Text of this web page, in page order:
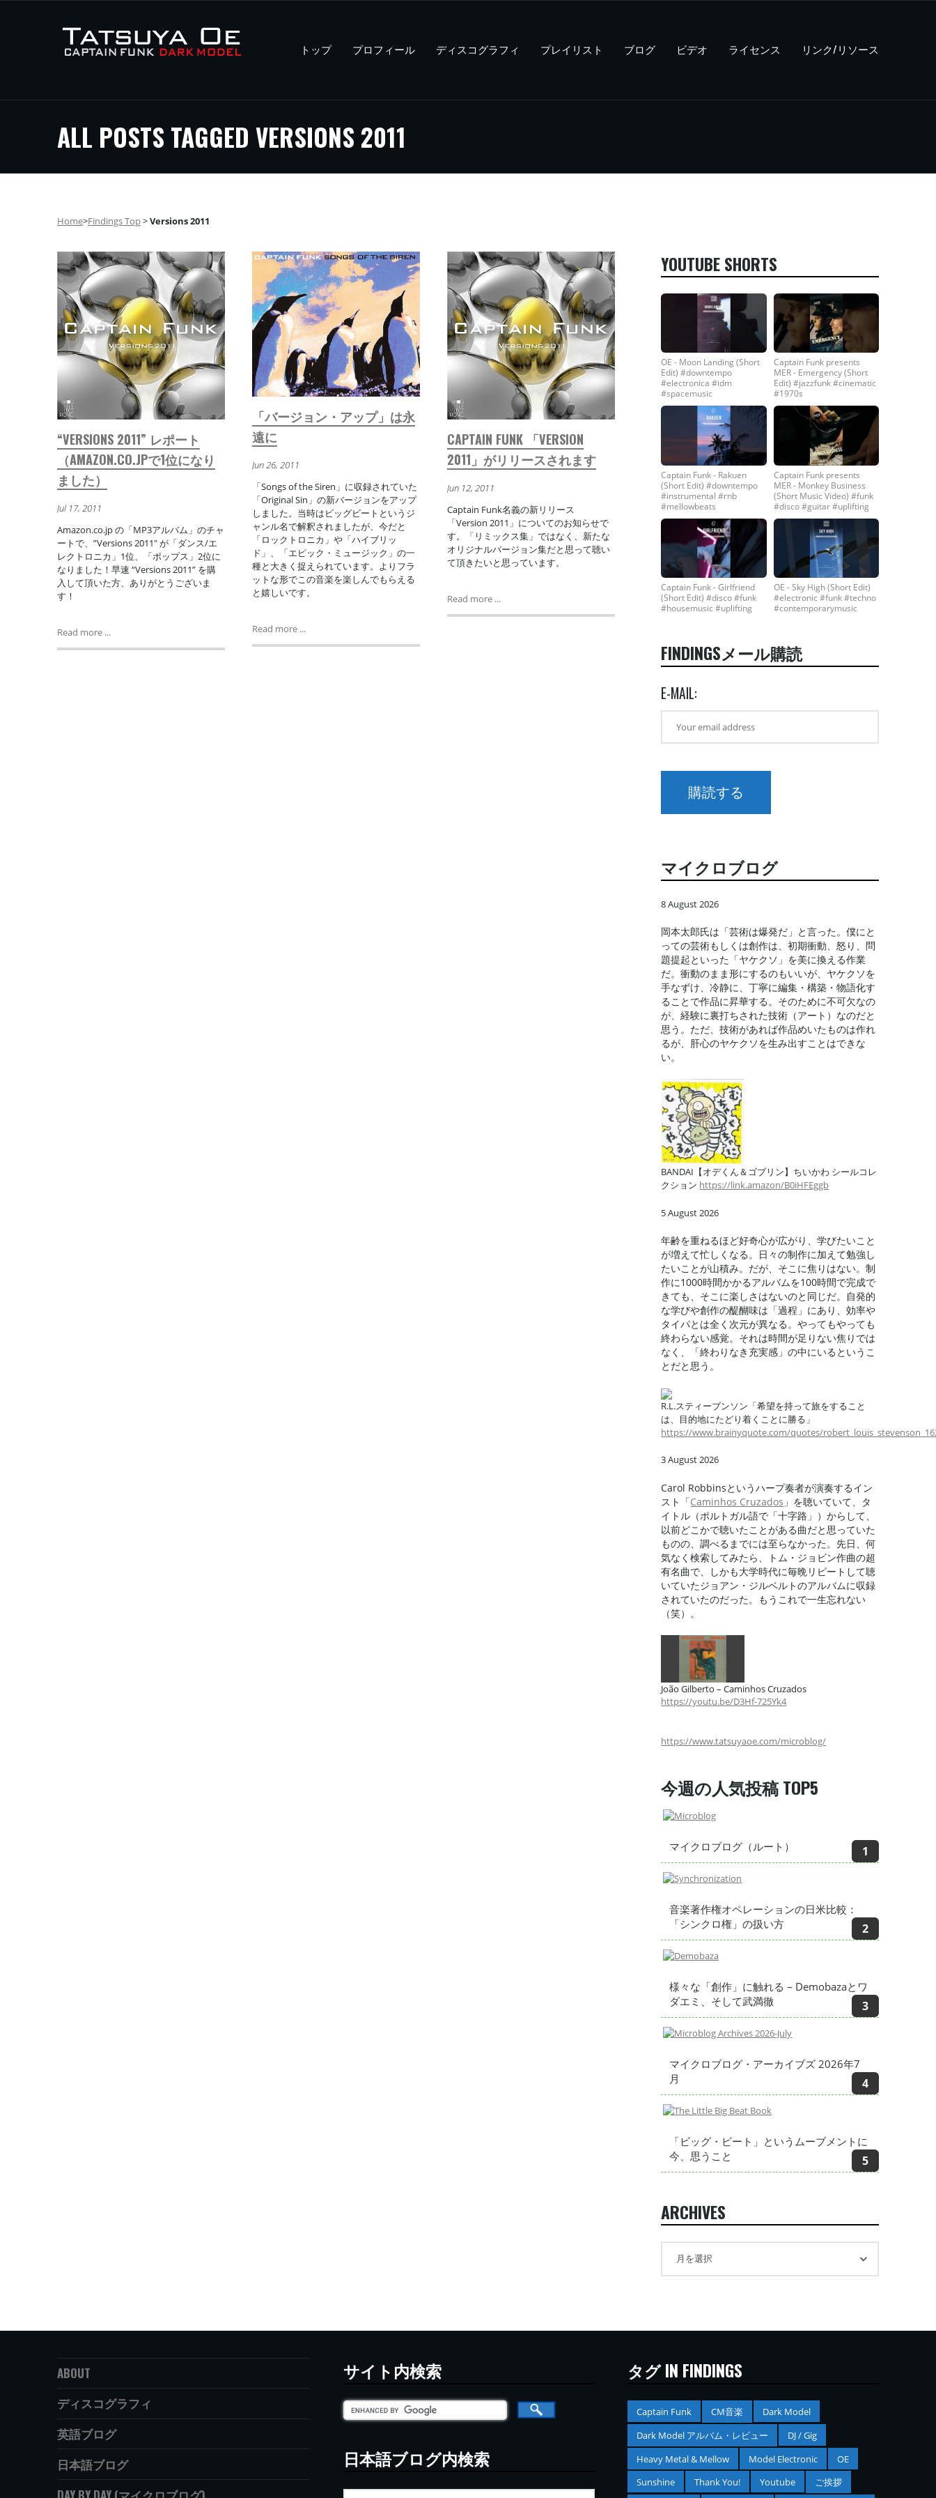
トップ プロフィール ディスコグラフィ プレイリスト ブログ ビデオ ライセンス リンク/リソース
ALL POSTS TAGGED VERSIONS 2011
Home>Findings Top>Versions 2011
“VERSIONS 2011” レポート
（AMAZON.CO.JPで1位になり
ました）
Jul 17, 2011
Amazon.co.jp の「MP3アルバム」のチャ
ートで、”Versions 2011″ が「ダンス/エ
レクトロニカ」1位、「ポップス」2位に
なりました！早速 “Versions 2011” を購
入して頂いた方、ありがとうございま
す！
Read more ...
「バージョン・アップ」は永
遠に
Jun 26, 2011
「Songs of the Siren」に収録されていた
「Original Sin」の新バージョンをアップ
しました。当時はビッグビートというジ
ャンル名で解釈されましたが、今だと
「ロックトロニカ」や「ハイブリッ
ド」、「エピック・ミュージック」の一
種と大きく捉えられています。よりフラ
ットな形でこの音楽を楽しんでもらえる
と嬉しいです。
Read more ...
CAPTAIN FUNK 「VERSION
2011」がリリースされます
Jun 12, 2011
Captain Funk名義の新リリース
「Version 2011」についてのお知らせで
す。「リミックス集」ではなく、新たな
オリジナルバージョン集だと思って聴い
て頂きたいと思っています。
Read more ...
YOUTUBE SHORTS
OE - Moon Landing (Short
Edit) #downtempo
#electronica #idm
#spacemusic
Captain Funk presents
MER - Emergency (Short
Edit) #jazzfunk #cinematic
#1970s
Captain Funk - Rakuen
(Short Edit) #downtempo
#instrumental #rnb
#mellowbeats
Captain Funk presents
MER - Monkey Business
(Short Music Video) #funk
#disco #guitar #uplifting
Captain Funk - Girlfriend
(Short Edit) #disco #funk
#housemusic #uplifting
OE - Sky High (Short Edit)
#electronic #funk #techno
#contemporarymusic
FINDINGSメール購読
E-MAIL:
マイクロブログ
8 August 2026
岡本太郎氏は「芸術は爆発だ」と言った。僕にと
っての芸術もしくは創作は、初期衝動、怒り、問
題提起といった「ヤケクソ」を美に換える作業
だ。衝動のまま形にするのもいいが、ヤケクソを
手なずけ、冷静に、丁寧に編集・構築・物語化す
ることで作品に昇華する。そのために不可欠なの
が、経験に裏打ちされた技術（アート）なのだと
思う。ただ、技術があれば作品めいたものは作れ
るが、肝心のヤケクソを生み出すことはできな
い。
BANDAI【オデくん＆ゴブリン】ちいかわ シールコレ
クション https://link.amazon/B0iHFEggb
5 August 2026
年齢を重ねるほど好奇心が広がり、学びたいこと
が増えて忙しくなる。日々の制作に加えて勉強し
たいことが山積み。だが、そこに焦りはない。制
作に1000時間かかるアルバムを100時間で完成で
きても、そこに楽しさはないのと同じだ。自発的
な学びや創作の醍醐味は「過程」にあり、効率や
タイパとは全く次元が異なる。やってもやっても
終わらない感覚。それは時間が足りない焦りでは
なく、「終わりなき充実感」の中にいるというこ
とだと思う。
R.L.スティーブンソン「希望を持って旅をすること
は、目的地にたどり着くことに勝る」
https://www.brainyquote.com/quotes/
3 August 2026
Carol Robbinsというハープ奏者が演奏するイン
スト「Caminhos Cruzados 」を聴いていて、タ
イトル（ポルトガル語で「十字路」）からして、
以前どこかで聴いたことがある曲だと思っていた
ものの、調べるまでには至らなかった。先日、何
気なく検索してみたら、トム・ジョビン作曲の超
有名曲で、しかも大学時代に毎晩リピートして聴
いていたジョアン・ジルベルトのアルバムに収録
されていたのだった。もうこれで一生忘れない
（笑）。
João Gilberto – Caminhos Cruzados
https://youtu.be/D3Hf-725Yk4
https://www.tatsuyaoe.com/microblog/
今週の人気投稿 TOP5
マイクロブログ（ルート）
音楽著作権オペレーションの日米比較：
「シンクロ権」の扱い方
様々な「創作」に触れる – Demobazaとワ
ダエミ、そして武満徹
マイクロブログ・アーカイブズ 2026年7
月
「ビッグ・ビート」というムーブメントに
今、思うこと
ARCHIVES
ABOUT
ディスコグラフィ
英語ブログ
日本語ブログ
サイト内検索
日本語ブログ内検索
タグ IN FINDINGS
Captain Funk CM音楽
Dark Model
Dark Model アルバム・レビュー
DJ / Gig
Heavy Metal & Mellow
Model Electronic
OE
Sunshine
Thank You! Youtube ご挨拶